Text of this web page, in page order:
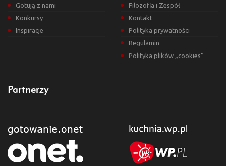
Gotują z nami
Konkursy
Inspiracje
Filozofia i Zespół
Kontakt
Polityka prywatności
Regulamin
Polityka plików „cookies”
Partnerzy